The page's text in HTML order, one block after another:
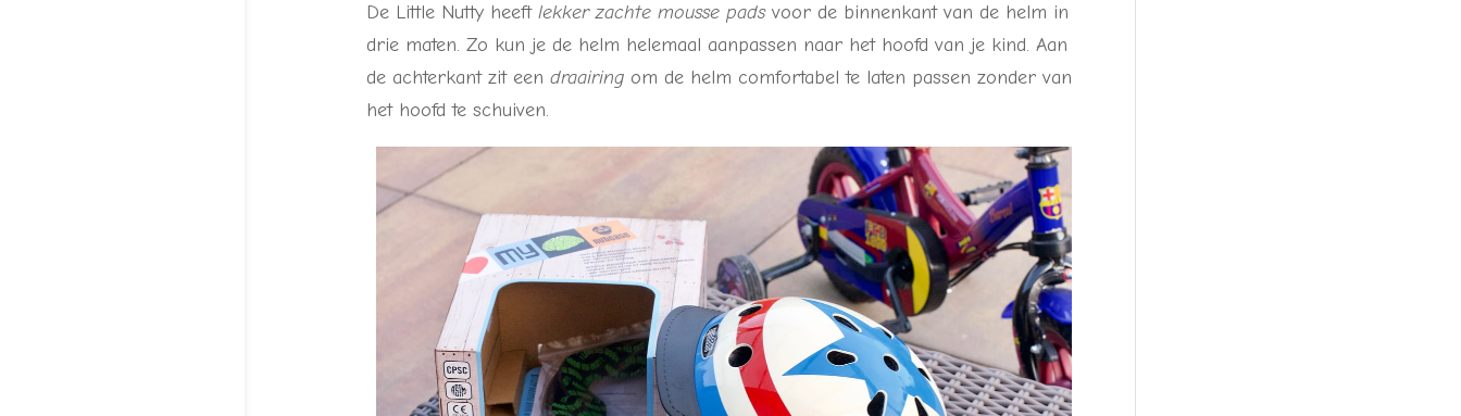
De Little Nutty heeft lekker zachte mousse padsvoor de binnenkant van de helm in
drie maten. Zo kun je de helm helemaal aanpassen naar het hoofd van je kind. Aan
de achterkant zit een draairingom de helm comfortabel te laten passen zonder van
het hoofd te schuiven.